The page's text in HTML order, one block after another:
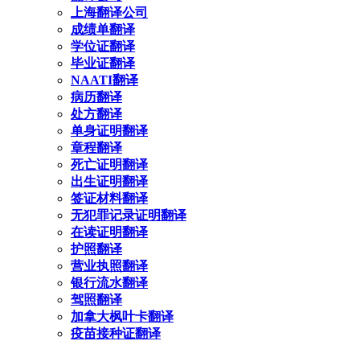
上海翻译公司
成绩单翻译
学位证翻译
毕业证翻译
NAATI翻译
病历翻译
处方翻译
单身证明翻译
章程翻译
死亡证明翻译
出生证明翻译
签证材料翻译
无犯罪记录证明翻译
在读证明翻译
护照翻译
营业执照翻译
银行流水翻译
驾照翻译
加拿大枫叶卡翻译
疫苗接种证翻译